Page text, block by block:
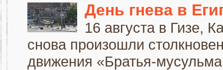
День гнева в
16 августа в Гизе,
снова произошли
движения «Братья-